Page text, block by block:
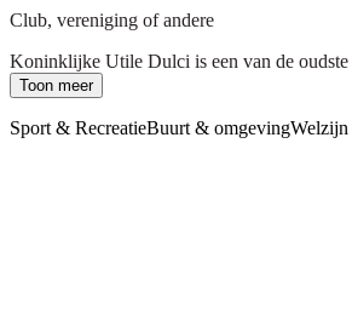
Club, vereniging of andere
Koninklijke Utile Dulci is een van de oudste
Toon meer
Sport & RecreatieBuurt & omgevingWelzijn